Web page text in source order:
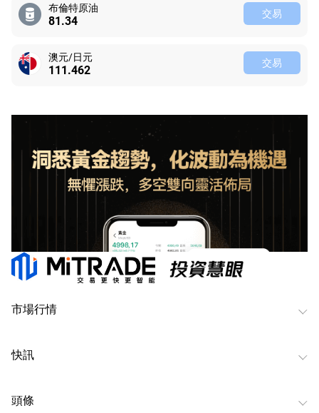
布倫特原油
81.34 交易
澳元/日元
111.462 交易
市場行情
快訊
頭條